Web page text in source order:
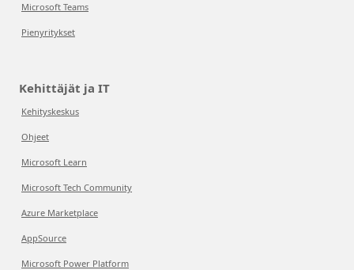
Microsoft Teams
Pienyritykset
Kehittäjät ja IT
Kehityskeskus
Ohjeet
Microsoft Learn
Microsoft Tech Community
Azure Marketplace
AppSource
Microsoft Power Platform